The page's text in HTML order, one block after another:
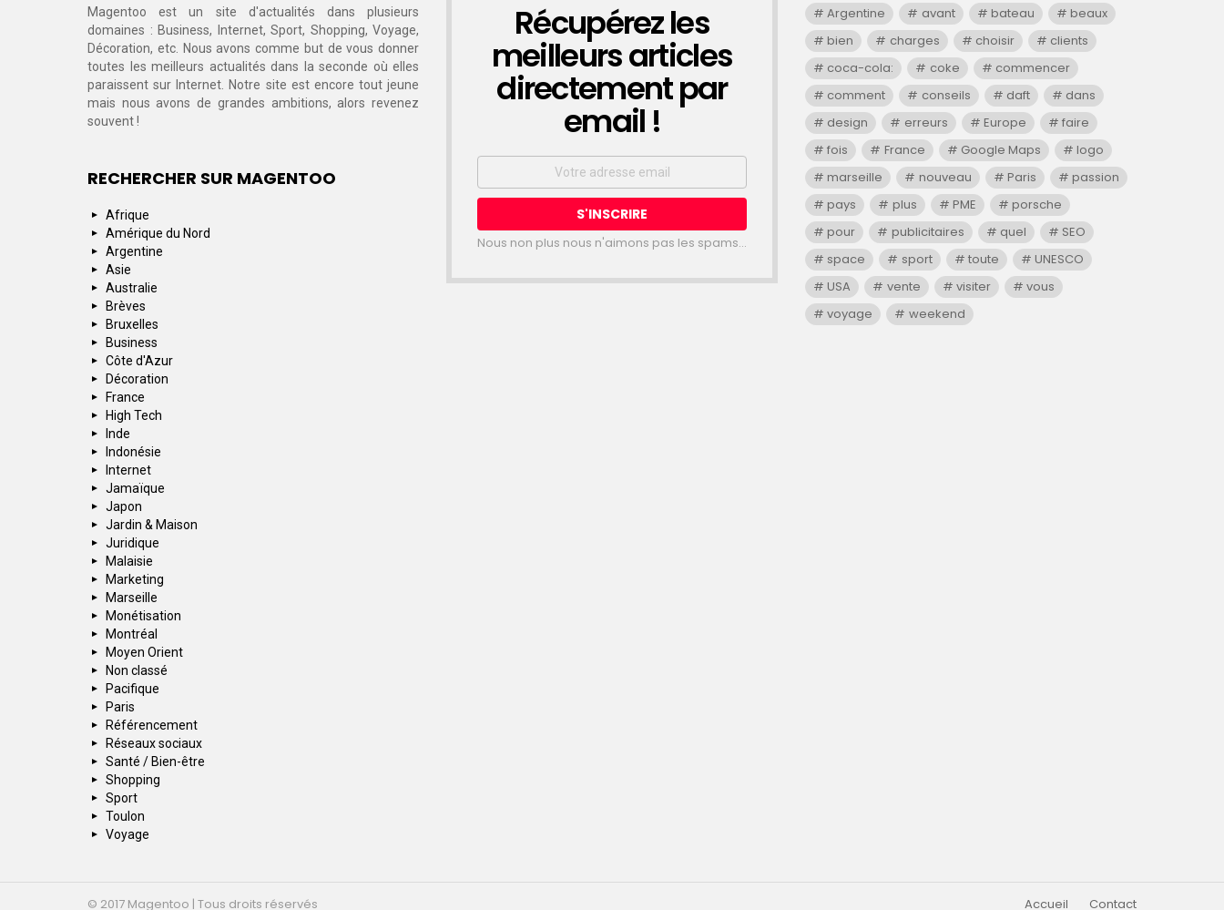
Magentoo est un site d'actualités dans plusieurs
domaines : Business, Internet, Sport, Shopping, Voyage,
Décoration, etc. Nous avons comme but de vous donner
toutes les meilleurs actualités dans la seconde où elles
paraissent sur Internet. Notre site est encore tout jeune
mais nous avons de grandes ambitions, alors revenez
souvent !
RECHERCHER SUR MAGENTOO
Afrique
Amérique du Nord
Argentine
Asie
Australie
Brèves
Bruxelles
Business
Côte d'Azur
Décoration
France
High Tech
Inde
Indonésie
Internet
Jamaïque
Japon
Jardin & Maison
Juridique
Malaisie
Marketing
Marseille
Monétisation
Montréal
Moyen Orient
Non classé
Pacifique
Paris
Référencement
Réseaux sociaux
Santé / Bien-être
Shopping
Sport
Toulon
Voyage
NEWSLETTER
Récupérez les
meilleurs articles
directement par
email !
Email
Nous non plus nous n'aimons pas les spams...
Argentine avant bateau
beaux
bien
charges choisir
clients
coca-cola:
coke
commencer
comment
conseils daft
dans
design
erreurs Europe
faire
fois
France Google Maps
logo
marseille
nouveau Paris
passion
pays
plus PME
porsche
pour
publicitaires quel
SEO
space
sport toute
UNESCO
USA
vente visiter
vous
voyage
weekend
© 2017 Magentoo | Tous droits réservés Accueil Contact